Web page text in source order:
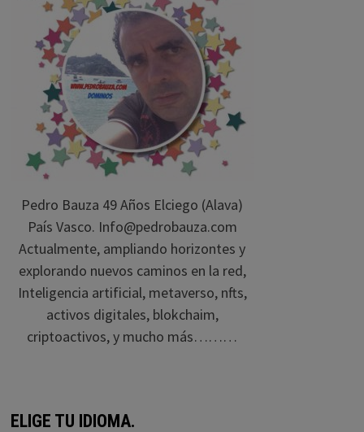
Pedro Bauza 49 Años Elciego (Alava)
País Vasco. Info@pedrobauza.com
Actualmente, ampliando horizontes y
explorando nuevos caminos en la red,
Inteligencia artificial, metaverso, nfts,
activos digitales, blokchaim,
criptoactivos, y mucho más………
ELIGE TU IDIOMA.